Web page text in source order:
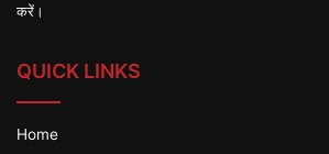
करें।
QUICK LINKS
Home